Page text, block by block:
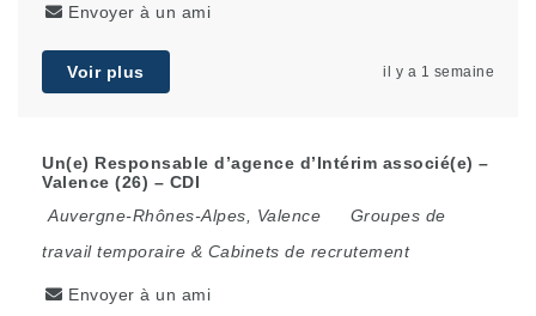
Envoyer à un ami
Voir plus il y a 1 semaine
Un(e) Responsable d’agence d’Intérim associé(e) –
Valence (26) – CDI
Auvergne-Rhônes-Alpes
Valence
Groupes de
travail temporaire & Cabinets de recrutement
Envoyer à un ami